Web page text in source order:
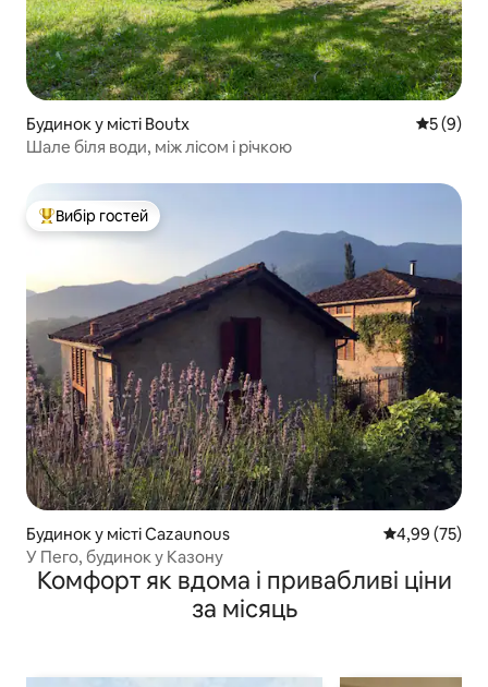
Будинок у місті Boutx Середня
5 (9)
Шале біля води, між лісом і річкою
Топ вибір гостей
Вибір гостей
Будинок у місті Cazaunous Середня
4,99 (75)
У Пего, будинок у Казону
Комфорт як вдома і привабливі ціни
за місяць